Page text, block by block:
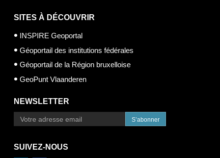
SITES À DÉCOUVRIR
INSPIRE Geoportal
Géoportail des institutions fédérales
Géoportail de la Région bruxelloise
GeoPunt Vlaanderen
NEWSLETTER
S’abonner
SUIVEZ-NOUS